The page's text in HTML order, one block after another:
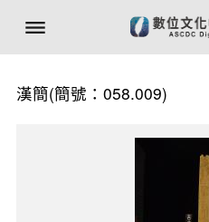
漢簡(簡號：058.009)